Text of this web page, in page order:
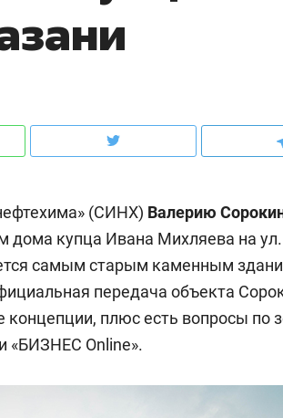
(СИНХ) Валерию
дома купца Ивана Михляева на
самым старым каменным
передача объекта
концепции, плюс есть вопросы по
«БИЗНЕС Online».
и
клиентах и чудных запросах мастеров
невроз» –
с